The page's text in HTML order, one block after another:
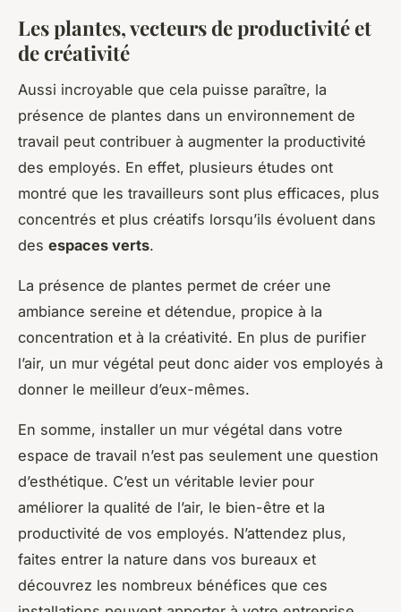
Les plantes, vecteurs de productivité et
de créativité
Aussi incroyable que cela puisse paraître, la
présence de plantes dans un environnement de
travail peut contribuer à augmenter la productivité
des employés. En effet, plusieurs études ont
montré que les travailleurs sont plus efficaces, plus
concentrés et plus créatifs lorsqu’ils évoluent dans
des espaces verts.
La présence de plantes permet de créer une
ambiance sereine et détendue, propice à la
concentration et à la créativité. En plus de purifier
l’air, un mur végétal peut donc aider vos employés à
donner le meilleur d’eux-mêmes.
En somme, installer un mur végétal dans votre
espace de travail n’est pas seulement une question
d’esthétique. C’est un véritable levier pour
améliorer la qualité de l’air, le bien-être et la
productivité de vos employés. N’attendez plus,
faites entrer la nature dans vos bureaux et
découvrez les nombreux bénéfices que ces